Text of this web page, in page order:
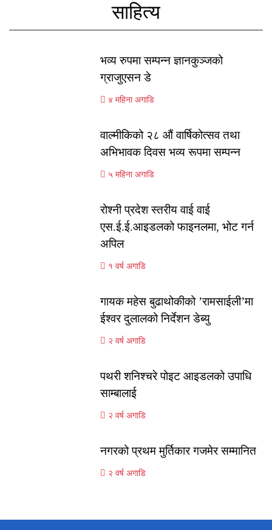
साहित्य
भव्य रुपमा सम्पन्न ज्ञानकुञ्जको
ग्राजुएसन डे
४ महिना अगाडि
वाल्मीकिको २८ औं वार्षिकोत्सव तथा
अभिभावक दिवस भव्य रूपमा सम्पन्न
५ महिना अगाडि
रोश्नी प्रदेश स्तरीय वाई वाई
एस.ई.ई.आइडलको फाइनलमा, भोट गर्न
अपिल
१ वर्ष अगाडि
गायक महेस बुढाथोकीको ’रामसाईली’मा
ईश्वर दुलालको निर्देशन डेब्यु
२ वर्ष अगाडि
पथरी शनिश्चरे पोइट आइडलको उपाधि
साम्बालाई
२ वर्ष अगाडि
नगरको प्रथम मुर्तिकार गजमेर सम्मानित
२ वर्ष अगाडि